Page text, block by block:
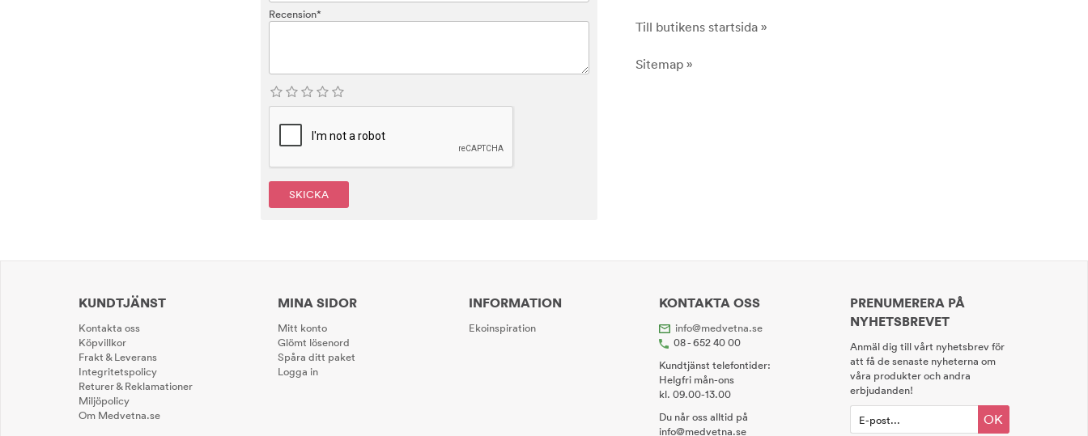
Till butikens startsida »
Sitemap »
Recension*
SKICKA
KUNDTJÄNST
Kontakta oss
Köpvillkor
Frakt & Leverans
Integritetspolicy
Returer & Reklamationer
Miljöpolicy
Om Medvetna.se
MINA SIDOR
Mitt konto
Glömt lösenord
Spåra ditt paket
Logga in
INFORMATION
Ekoinspiration
KONTAKTA OSS
info@medvetna.se
08 - 652 40 00
Kundtjänst telefontider:
Helgfri mån-ons
kl. 09.00-13.00
Du når oss alltid på
info@medvetna.se
PRENUMERERA PÅ
NYHETSBREVET
Anmäl dig till vårt nyhetsbrev för
att få de senaste nyheterna om
våra produkter och andra
erbjudanden!
OK